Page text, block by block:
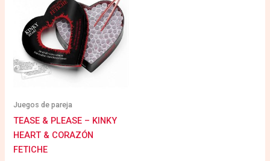
Juegos de pareja
TEASE & PLEASE – KINKY
HEART & CORAZÓN
FETICHE